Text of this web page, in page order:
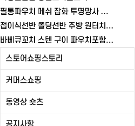
필통파우치 메쉬 잡화 투명망사 심플 화장품 여바라
접이식선반 폴딩선반 주방 원터치 여바라 4단, 이동식 베란다 팬트리 72x34x126.5cm, 수납 블랙
바베큐꼬치 스텐 구이 파우치포함 양꼬치 쇠꼬챙이 보관 캠핑 세트 10개
스토어쇼핑스토리
커머스쇼핑
동영상 숏츠
공지사항